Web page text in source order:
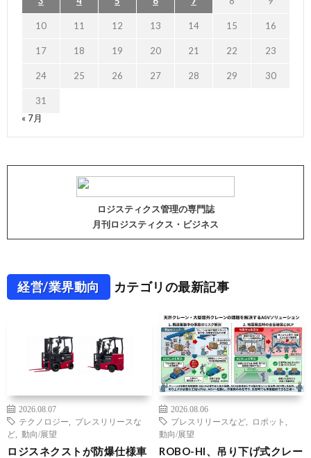
10 11 12 13 14 15 16
17 18 19 20 21 22 23
24 25 26 27 28 29 30
31
« 7月
ロジスティクス管理の専門誌
月刊ロジスティクス・ビジネス
経営/業界動向 カテゴリの最新記事
2026.08.07
テクノロジー
プレスリリースな
ど
動向/展望
ロジスネクストが防爆仕様車
2026.08.06
プレスリリースなど
ロボット
動向/展望
ROBO-HI、吊り下げ式クレー